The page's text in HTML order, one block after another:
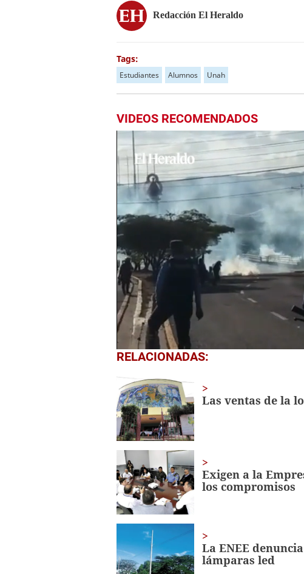
Redacción El Heraldo
Tags:
Estudiantes Alumnos Unah
VIDEOS RECOMENDADOS
0
seconds
22
secondsVolume
0%
RELACIONADAS:
Las ventas de la
Exigen a la
los compromisos
La ENEE
lámparas led